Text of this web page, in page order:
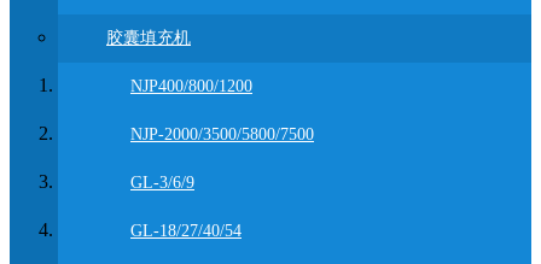
胶囊填充机
NJP400/800/1200
NJP-2000/3500/5800/7500
GL-3/6/9
GL-18/27/40/54